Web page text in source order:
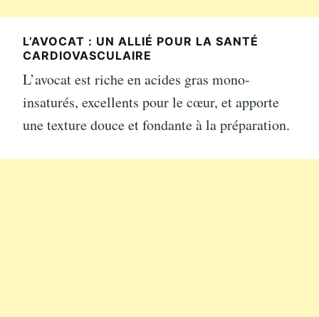
L’AVOCAT : UN ALLIÉ POUR LA SANTÉ
CARDIOVASCULAIRE
L’avocat est riche en acides gras mono-
insaturés, excellents pour le cœur, et apporte
une texture douce et fondante à la préparation.